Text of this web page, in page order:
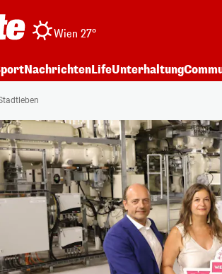
Wien 27°
NachrichtenLifeUnterhaltung